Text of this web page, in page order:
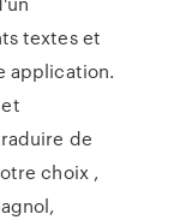
textes et
application.
de
choix ,